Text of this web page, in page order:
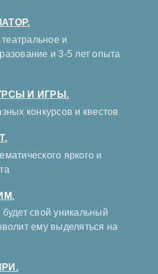
и
и 3-5 лет опыта
И ИГРЫ.
конкурсов и квестов
яркого и
свой уникальный
ему выделяться на